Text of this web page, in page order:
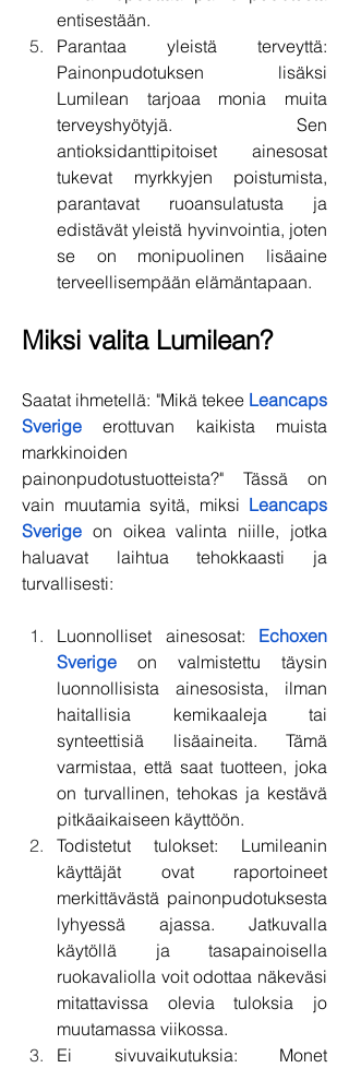
entisestään.
Parantaa yleistä terveyttä:
Painonpudotuksen lisäksi
Lumilean tarjoaa monia muita
terveyshyötyjä. Sen
antioksidanttipitoiset ainesosat
tukevat myrkkyjen poistumista,
parantavat ruoansulatusta ja
edistävät yleistä hyvinvointia, joten
se on monipuolinen lisäaine
terveellisempään elämäntapaan.
Miksi valita Lumilean?
Saatat ihmetellä: "Mikä tekee Leancaps
Sverige erottuvan kaikista muista
markkinoiden
painonpudotustuotteista?" Tässä on
vain muutamia syitä, miksi Leancaps
Sverige on oikea valinta niille, jotka
haluavat laihtua tehokkaasti ja
turvallisesti:
Luonnolliset ainesosat: Echoxen
Sverige on valmistettu täysin
luonnollisista ainesosista, ilman
haitallisia kemikaaleja tai
synteettisiä lisäaineita. Tämä
varmistaa, että saat tuotteen, joka
on turvallinen, tehokas ja kestävä
pitkäaikaiseen käyttöön.
Todistetut tulokset: Lumileanin
käyttäjät ovat raportoineet
merkittävästä painonpudotuksesta
lyhyessä ajassa. Jatkuvalla
käytöllä ja tasapainoisella
ruokavaliolla voit odottaa näkeväsi
mitattavissa olevia tuloksia jo
muutamassa viikossa.
Ei sivuvaikutuksia: Monet